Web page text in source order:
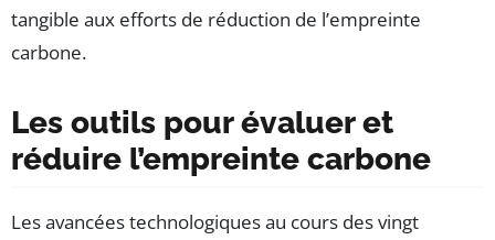
tangible aux efforts de réduction de l’empreinte
carbone.
Les outils pour évaluer et
réduire l’empreinte carbone
Les avancées technologiques au cours des vingt